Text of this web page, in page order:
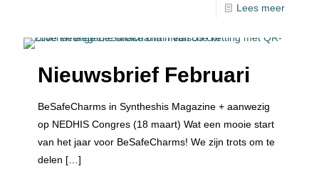
Lees meer
Nieuwsbrief Februari
BeSafeCharms in Syntheshis Magazine + aanwezig
op NEDHIS Congres (18 maart) Wat een mooie start
van het jaar voor BeSafeCharms! We zijn trots om te
delen […]